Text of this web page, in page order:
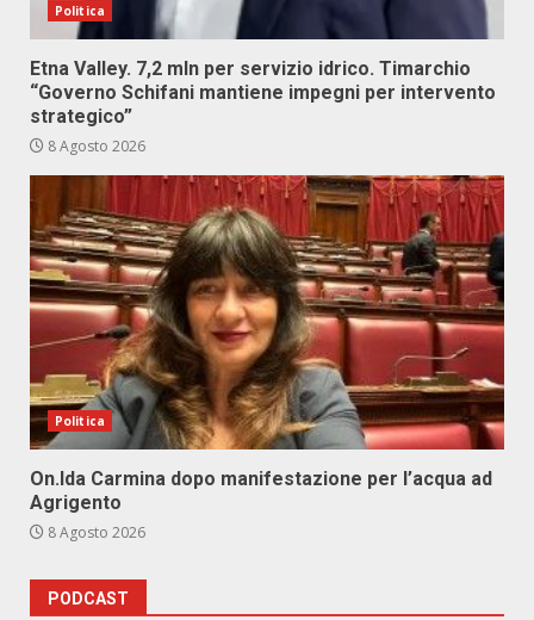
Politica
Etna Valley. 7,2 mln per servizio idrico. Timarchio
“Governo Schifani mantiene impegni per intervento
strategico”
8 Agosto 2026
Politica
On.Ida Carmina dopo manifestazione per l’acqua ad
Agrigento
8 Agosto 2026
PODCAST